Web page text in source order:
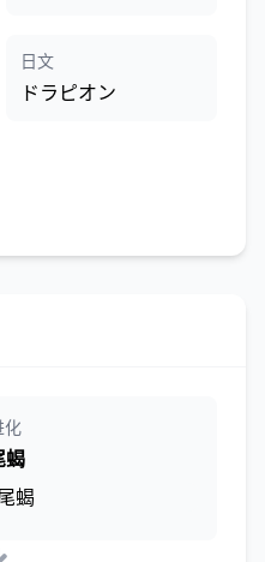
日文
ドラピオン
化
蝎